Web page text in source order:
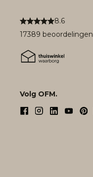
8.6
17389 beoordelingen
Volg OFM.